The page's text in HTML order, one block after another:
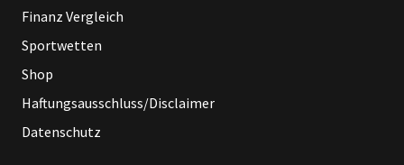
Finanz Vergleich
Sportwetten
Shop
Haftungsausschluss/Disclaimer
Datenschutz